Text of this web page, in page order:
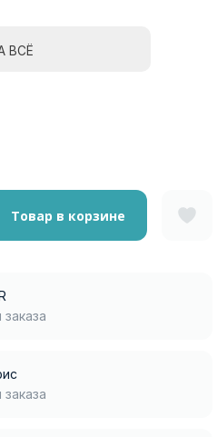
ВСЁ
Товар в корзине